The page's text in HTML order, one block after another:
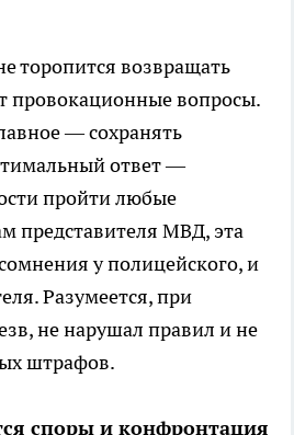
торопится возвращать
провокационные вопросы.
— сохранять
ответ —
пройти любые
представителя МВД, эта
у полицейского, и
Разумеется, при
не нарушал правил и не
штрафов.
споры и конфронтация